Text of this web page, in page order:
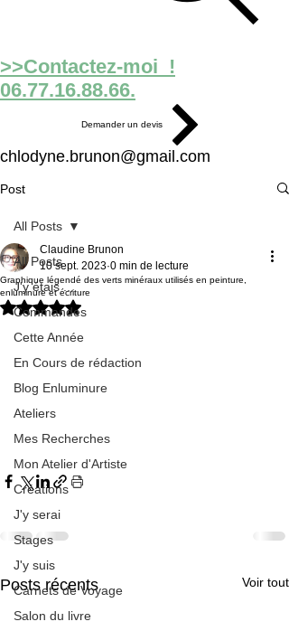
>>Contactez-moi !
06.77.16.88.66.
Demander un devis
chlodyne.brunon@gmail.com
Post
All Posts
J'y étais ...
Commandes
Cette Année
En Cours de rédaction
Blog Enluminure
Ateliers
Mes Recherches
Mon Atelier d'Artiste
Créations
J'y serai
Stages
J'y suis
Carnets de Voyage
Salon du livre
All Posts
Graphique légendé des verts minéraux utilisés en peinture,
enluminure et écriture
Claudine Brunon
10 sept. 2023 0 min de lecture
Noté NaN étoiles sur 5.
Posts récents Voir tout